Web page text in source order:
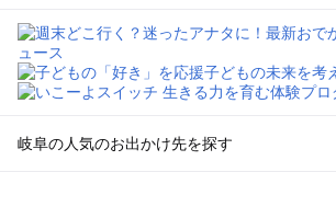
岐阜の人気のお出かけ先を探す